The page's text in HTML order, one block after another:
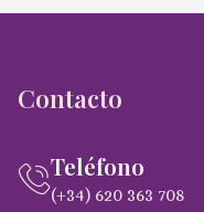
Contacto
Teléfono
(+34) 620 363 708